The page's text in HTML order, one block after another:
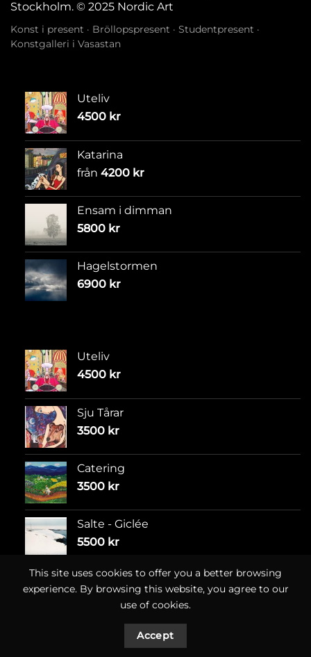
Stockholm. © 2025 Nordic Art
Konst i present · Bröllopspresent · Studentpresent ·
Konstgalleri i Vasastan
Uteliv
4500 kr
Katarina
från 4200 kr
Ensam i dimman
5800 kr
Hagelstormen
6900 kr
Uteliv
4500 kr
Sju Tårar
3500 kr
Catering
3500 kr
Salte - Giclée
5500 kr
This site uses cookies to offer you a better browsing
experience. By browsing this website, you agree to our
use of cookies.
Accept